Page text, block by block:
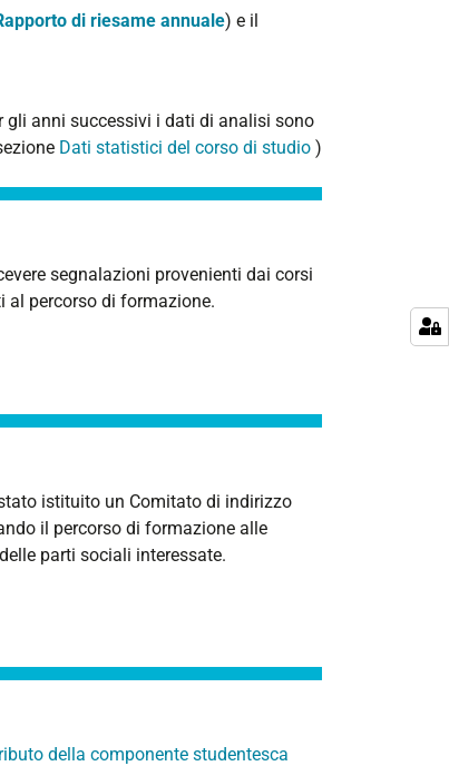
di riesame annuale) e il
gli anni successivi i dati di analisi sono
Dati statistici del corso di studio )
segnalazioni provenienti dai corsi
percorso di formazione.
istituito un Comitato di indirizzo
il percorso di formazione alle
parti sociali interessate.
della componente studentesca